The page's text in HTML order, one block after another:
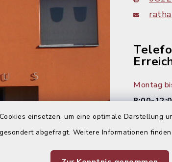
einsetzen, um eine optimale Darstellung
abgefragt. Weitere Informationen
Montag
8:00-